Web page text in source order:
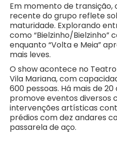
Em momento de transição,
recente do grupo reflete
maturidade. Explorando
como “Bielzinho/Bielzinho”
enquanto “Volta e Meia”
mais leves.
O show acontece no Teatro
Vila Mariana, com
600 pessoas. Há mais de
promove eventos diversos
intervenções artísticas
prédios com dez andares
passarela de aço.